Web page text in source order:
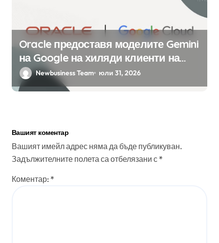
Oracle предоставя моделите Gemini
на Google на хиляди клиенти на
бизнес приложения
Newbusiness Team юли 31, 2026
Вашият коментар
Вашият имейл адрес няма да бъде публикуван.
Задължителните полета са отбелязани с *
Коментар: *